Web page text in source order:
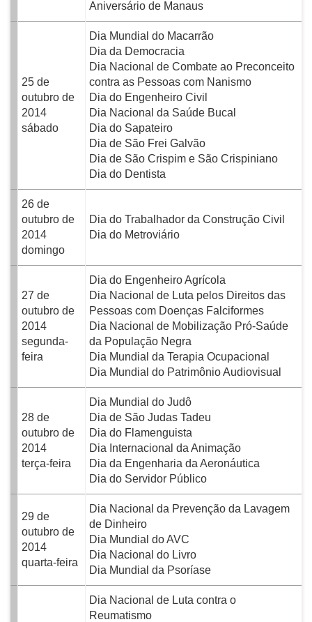
Aniversário de Manaus
25 de
outubro de
2014
sábado
Dia Mundial do Macarrão
Dia da Democracia
Dia Nacional de Combate ao Preconceito
contra as Pessoas com Nanismo
Dia do Engenheiro Civil
Dia Nacional da Saúde Bucal
Dia do Sapateiro
Dia de São Frei Galvão
Dia de São Crispim e São Crispiniano
Dia do Dentista
26 de
outubro de
2014
domingo
Dia do Trabalhador da Construção Civil
Dia do Metroviário
27 de
outubro de
2014
segunda-
feira
Dia do Engenheiro Agrícola
Dia Nacional de Luta pelos Direitos das
Pessoas com Doenças Falciformes
Dia Nacional de Mobilização Pró-Saúde
da População Negra
Dia Mundial da Terapia Ocupacional
Dia Mundial do Patrimônio Audiovisual
28 de
outubro de
2014
terça-feira
Dia Mundial do Judô
Dia de São Judas Tadeu
Dia do Flamenguista
Dia Internacional da Animação
Dia da Engenharia da Aeronáutica
Dia do Servidor Público
29 de
outubro de
2014
quarta-feira
Dia Nacional da Prevenção da Lavagem
de Dinheiro
Dia Mundial do AVC
Dia Nacional do Livro
Dia Mundial da Psoríase
Dia Nacional de Luta contra o
Reumatismo